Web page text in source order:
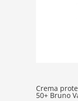
Crema
50+ Bruno